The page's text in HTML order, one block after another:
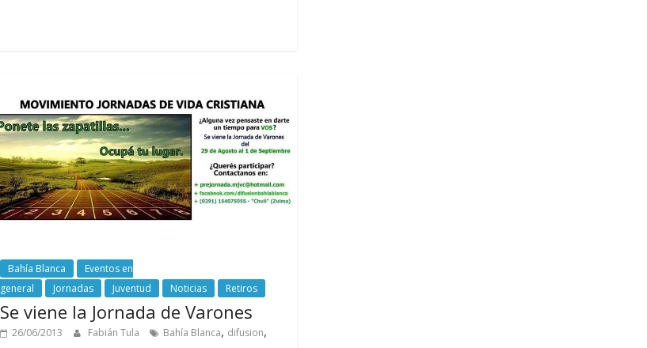
Bahía Blanca
Eventos en
general
Jornadas Juventud Noticias Retiros
Se viene la Jornada de Varones
26/06/2013 Fabián Tula Bahía Blanca, difusion,